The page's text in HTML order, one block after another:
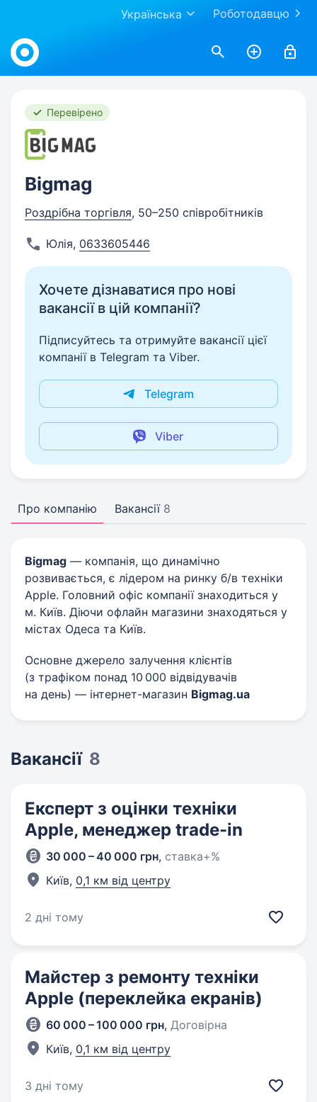
Роботодавцю
Українська
Work.ua
Перевірено
Bigmag
Роздрібна торгівля, 50–250 співробітників
Юлія, 0633605446
Хочете дізнаватися про нові
вакансії в цій компанії?
Підписуйтесь та отримуйте вакансії цієї
компанії в Telegram та Viber.
Telegram
Viber
Про компанію Вакансії 8
Bigmag — компанія, що динамічно
розвивається, є лідером на ринку б/в техніки
Apple. Головний офіс компанії знаходиться у
м. Київ. Діючи офлайн магазини знаходяться у
містах Одеса та Київ.
Основне джерело залучення клієнтів
(з трафіком понад 10 000 відвідувачів
на день) — інтернет-магазин Bigmag.ua
Вакансії 8
Експерт з оцінки техніки
Apple, менеджер trade-in
30 000 – 40 000 грн, ставка+%
Київ, 0,1 км від центру
2 дні тому
Майстер з ремонту техніки
Apple (переклейка екранів)
60 000 – 100 000 грн, Договірна
Київ, 0,1 км від центру
3 дні тому